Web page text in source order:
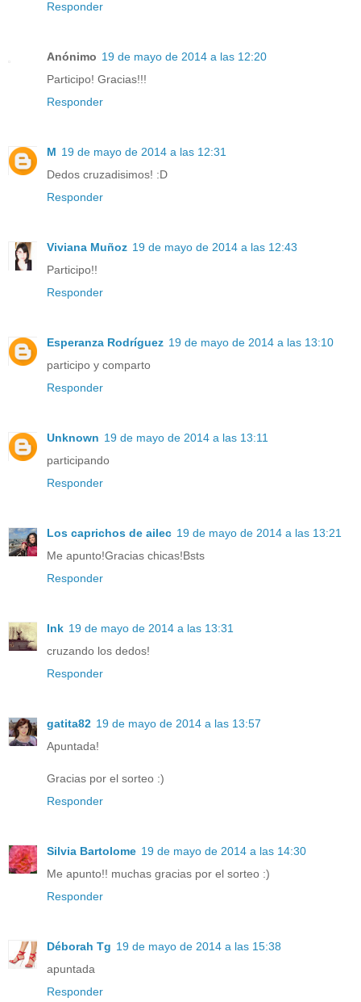
Responder
Anónimo 19 de mayo de 2014 a las 12:20
Participo! Gracias!!!
Responder
M 19 de mayo de 2014 a las 12:31
Dedos cruzadisimos! :D
Responder
Viviana Muñoz 19 de mayo de 2014 a las 12:43
Participo!!
Responder
Esperanza Rodríguez 19 de mayo de 2014 a las 13:10
participo y comparto
Responder
Unknown 19 de mayo de 2014 a las 13:11
participando
Responder
Los caprichos de ailec 19 de mayo de 2014 a las 13:21
Me apunto!Gracias chicas!Bsts
Responder
Ink 19 de mayo de 2014 a las 13:31
cruzando los dedos!
Responder
gatita82 19 de mayo de 2014 a las 13:57
Apuntada!
Gracias por el sorteo :)
Responder
Silvia Bartolome 19 de mayo de 2014 a las 14:30
Me apunto!! muchas gracias por el sorteo :)
Responder
Déborah Tg 19 de mayo de 2014 a las 15:38
apuntada
Responder